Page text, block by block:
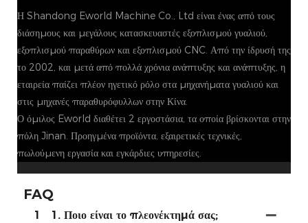
Η Shandong Eworld Machine Co., Ltd είναι ένας από τους
διάσημους και μεγάλους κατασκευαστές εξοπλισμού γυαλιού,
εξοπλισμού παραθύρων και εξοπλισμού CNC. Από την ίδρυσή της
το 2002, και μετά από πολλά χρόνια ανάπτυξης και ανάπτυξης, η
εταιρεία παίζει πλέον ηγετικό ρόλο στα μηχανήματα γυαλιού και
στις μηχανές παραθυρόφυλλων στην Κίνα.
Ο όμιλος Eworld διαθέτει 2 εργοστάσια, τα οποία βρίσκονται στην
πόλη Jinan. Προηγμένα προϊόντα, εξαιρετικές τεχνικές,
πωλούμενη εργασία και εγκάρδιες υπηρεσίες.
FAQ
1 1. Ποιο είναι το πλεονέκτημά σας;